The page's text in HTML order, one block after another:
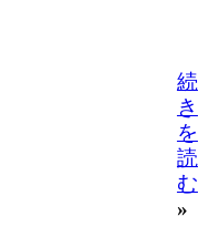
続
き
を
読
む
»